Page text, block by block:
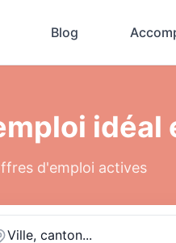
Blog
idéal
d'emploi actives
Ville, canton...